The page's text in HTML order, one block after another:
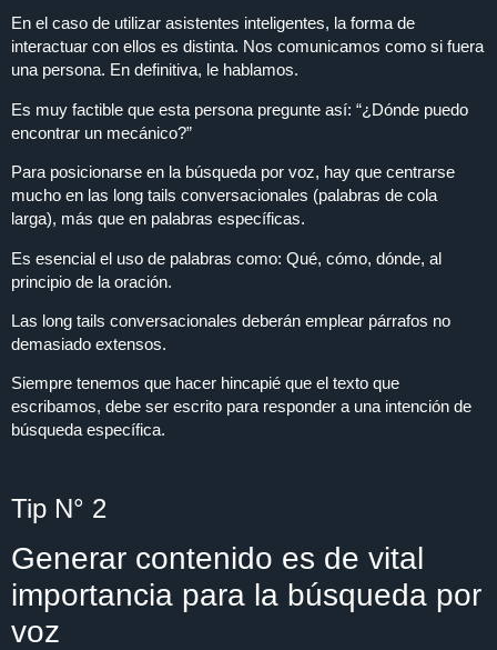
En el caso de utilizar asistentes inteligentes, la forma de
interactuar con ellos es distinta. Nos comunicamos como si fuera
una persona. En definitiva, le hablamos.
Es muy factible que esta persona pregunte así: “¿Dónde puedo
encontrar un mecánico?”
Para posicionarse en la búsqueda por voz, hay que centrarse
mucho en las long tails conversacionales (palabras de cola
larga), más que en palabras específicas.
Es esencial el uso de palabras como: Qué, cómo, dónde, al
principio de la oración.
Las long tails conversacionales deberán emplear párrafos no
demasiado extensos.
Siempre tenemos que hacer hincapié que el texto que
escribamos, debe ser escrito para responder a una intención de
búsqueda específica.
Tip N° 2
Generar contenido es de vital
importancia para la búsqueda por
voz